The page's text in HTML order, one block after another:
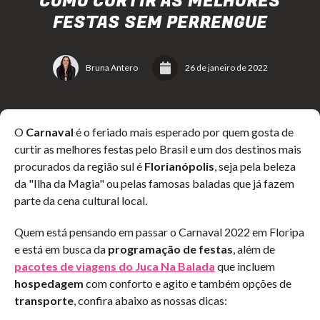
FESTAS SEM PERRENGUE
Bruna Antero 26 de janeiro de 2022
O Carnaval é o feriado mais esperado por quem gosta de
curtir as melhores festas pelo Brasil e um dos destinos mais
procurados da região sul é Florianópolis, seja pela beleza
da "Ilha da Magia" ou pelas famosas baladas que já fazem
parte da cena cultural local.
Quem está pensando em passar o Carnaval 2022 em Floripa
e está em busca da programação de festas, além de
pacotes de viagens do Juca Na Balada que incluem
hospedagem com conforto e agito e também opções de
transporte, confira abaixo as nossas dicas: